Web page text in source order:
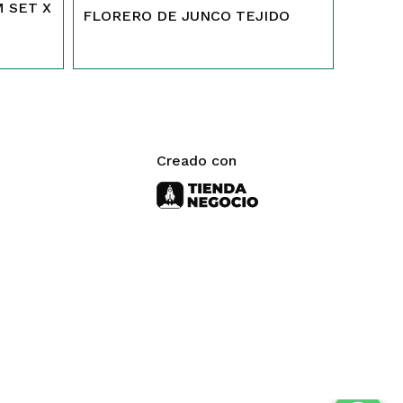
SET X
FLORERO DE JUNCO TEJIDO
Creado con